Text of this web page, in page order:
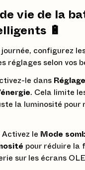
vie de la
🔋
configurez
réglages selon vos
le dans
. Cela limite
la luminosité pour
Activez le Mode
pour réduire la
sur les écrans